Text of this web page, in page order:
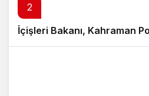
2
İçişleri Bakanı, Kahraman